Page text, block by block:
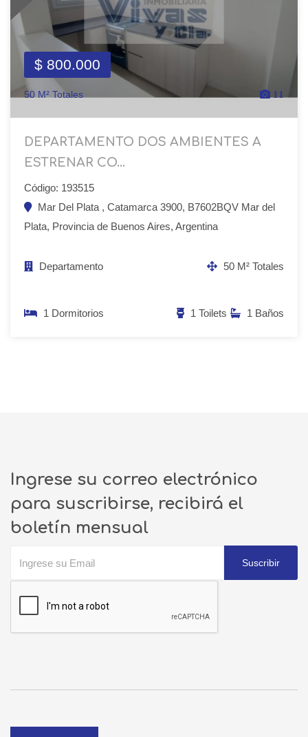
$ 800.000
50 M² Totales 11
DEPARTAMENTO DOS AMBIENTES A
ESTRENAR CO...
Código: 193515
Mar Del Plata , Catamarca 3900, B7602BQV Mar del
Plata, Provincia de Buenos Aires, Argentina
Departamento 50 M² Totales
1 Dormitorios 1 Baños
1 Toilets
Ingrese su correo electrónico
para suscribirse, recibirá el
boletín mensual
Suscribir